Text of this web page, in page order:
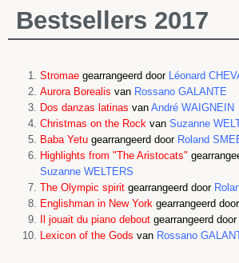
Bestsellers 2017
Stromae gearrangeerd door Léonard
Aurora Borealis van Rossano GALANTE
Dos danzas latinas van André WAIGNEIN
Christmas on the Rock van Suzanne
Baba Yetu gearrangeerd door Roland
Highlights from "The Aristocats"
Suzanne WELTERS
The Olympic spirit gearrangeerd door
Englishman in New York gearrangeerd door
Il jouait du piano debout gearrangeerd door
Lexicon of the Gods van Rossano